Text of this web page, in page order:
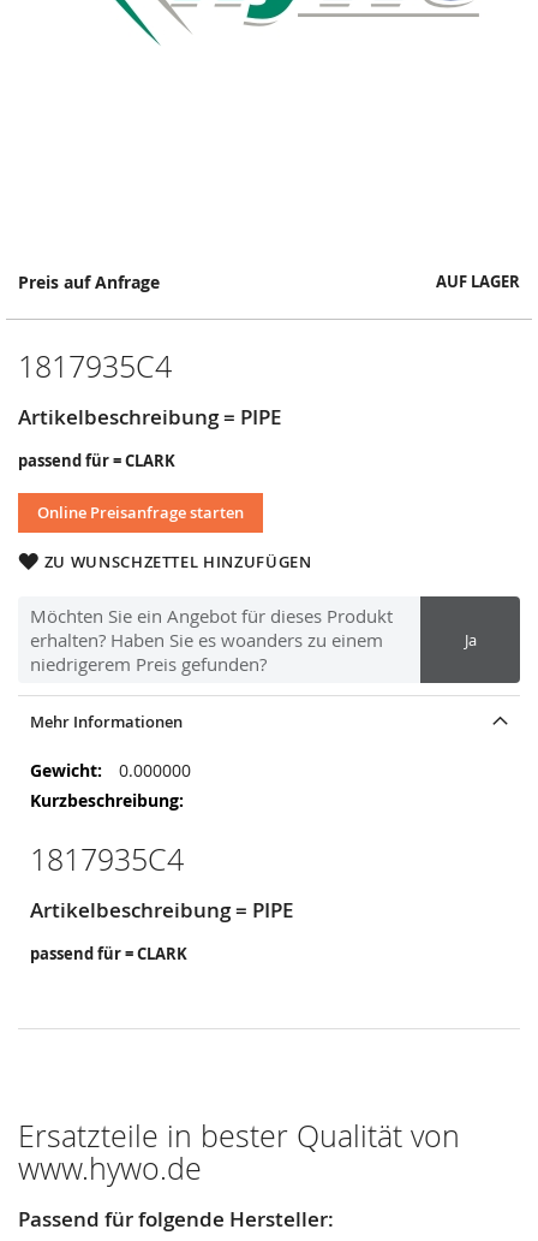
Preis auf Anfrage AUF LAGER
1817935C4
Artikelbeschreibung = PIPE
passend für = CLARK
Online Preisanfrage starten
ZU WUNSCHZETTEL HINZUFÜGEN
Möchten Sie ein Angebot für dieses Produkt
erhalten? Haben Sie es woanders zu einem
niedrigerem Preis gefunden?
Ja
Springe
Anfang
Bildergalerie
Mehr Informationen
Mehr
Informationen
0.000000
1817935C4
Artikelbeschreibung = PIPE
passend für = CLARK
Ersatzteile in bester Qualität von
www.hywo.de
Passend für folgende Hersteller: